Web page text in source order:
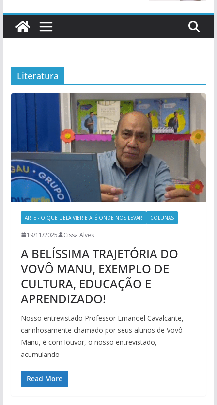
Literatura
ARTE - O QUE DELA VIER E ATÉ ONDE NOS LEVAR COLUNAS
19/11/2025 Cissa Alves
A BELÍSSIMA TRAJETÓRIA DO
VOVÔ MANU, EXEMPLO DE
CULTURA, EDUCAÇÃO E
APRENDIZADO!
Nosso entrevistado Professor Emanoel Cavalcante,
carinhosamente chamado por seus alunos de Vovô
Manu, é com louvor, o nosso entrevistado,
acumulando
Read More